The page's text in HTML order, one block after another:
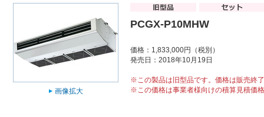
画像拡大
PCGX-P10MHW
価格：1,833,000円（税別）
発売日：2018年10月19日
※この製品は旧型品です。価格は販売終
※この価格は事業者様向けの積算見積価